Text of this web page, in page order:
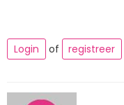
Login
of registreer